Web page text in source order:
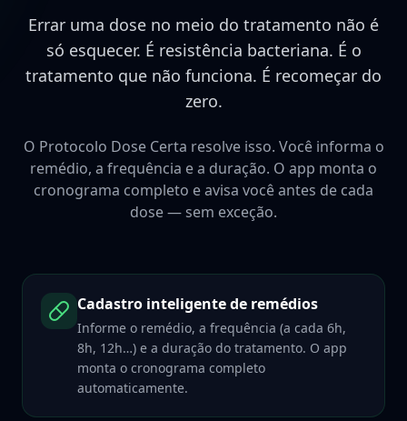
Errar uma dose no meio do tratamento não é
só esquecer. É resistência bacteriana. É o
tratamento que não funciona. É recomeçar do
zero.
O Protocolo Dose Certa resolve isso. Você informa o
remédio, a frequência e a duração. O app monta o
cronograma completo e avisa você antes de cada
dose — sem exceção.
Cadastro inteligente de remédios
Informe o remédio, a frequência (a cada 6h,
8h, 12h…) e a duração do tratamento. O app
monta o cronograma completo
automaticamente.